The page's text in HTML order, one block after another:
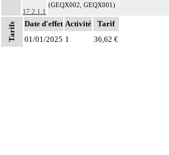
17.2.1.1
(GEQX002, GEQX001)
- prélèvement du col de l'utérus (JKQX001,
- de l'étalement de produit de brossage, de
peau ou de muqueuse (ZZQX107)
Tarifs Date d'effet Activité
Tarif
01/01/2025 1 36,62 €